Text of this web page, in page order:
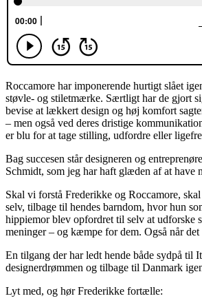
Roccamore har imponerende hurtigt slået
støvle- og stiletmærke. Særtligt har de gjort
bevise at lækkert design og høj komfort
– men også ved deres dristige
er blu for at tage stilling, udfordre eller
Bag succesen står designeren og
Schmidt, som jeg har haft glæden af at have
Skal vi forstå Frederikke og Roccamore,
selv, tilbage til hendes barndom, hvor hun
hippiemor blev opfordret til selv at udforske
meninger – og kæmpe for dem. Også når
En tilgang der har ledt hende både sydpå til
designerdrømmen og tilbage til Danmark
Lyt med, og hør Frederikke fortælle: